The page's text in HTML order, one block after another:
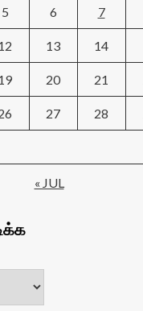
5 6 7
13 14
20 21
27 28
« JUL